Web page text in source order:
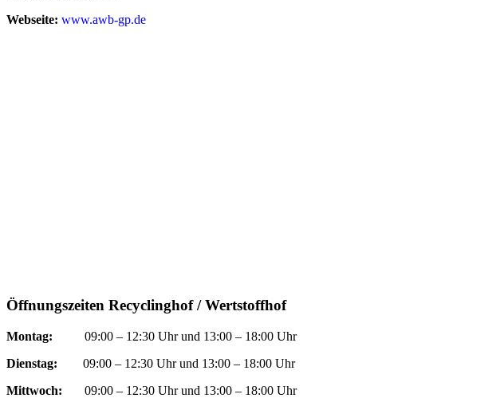
Webseite: www.awb-gp.de
Öffnungszeiten Recyclinghof / Wertstoffhof
Montag: 09:00 – 12:30 Uhr und 13:00 – 18:00 Uhr
Dienstag: 09:00 – 12:30 Uhr und 13:00 – 18:00 Uhr
Mittwoch: 09:00 – 12:30 Uhr und 13:00 – 18:00 Uhr